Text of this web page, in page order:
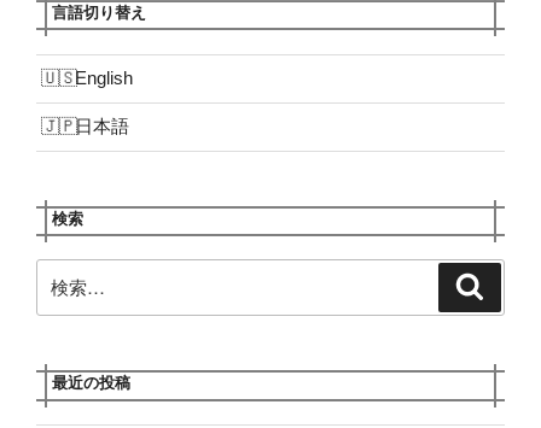
言語切り替え
English
日本語
検索
索:
最近の投稿